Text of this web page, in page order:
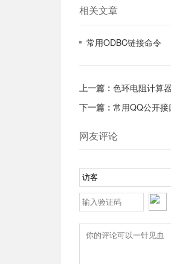
相关文章
常用ODBC链接命令
上一篇： 色环电阻计算
下一篇： 常用QQ公开接
网友评论